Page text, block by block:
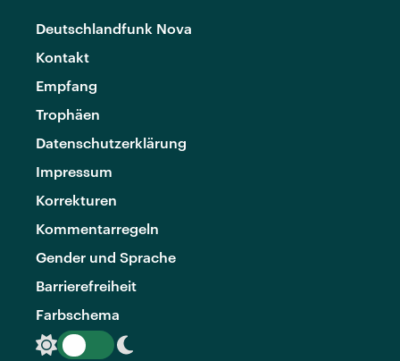
Deutschlandfunk Nova
Kontakt
Empfang
Trophäen
Datenschutzerklärung
Impressum
Korrekturen
Kommentarregeln
Gender und Sprache
Barrierefreiheit
Farbschema